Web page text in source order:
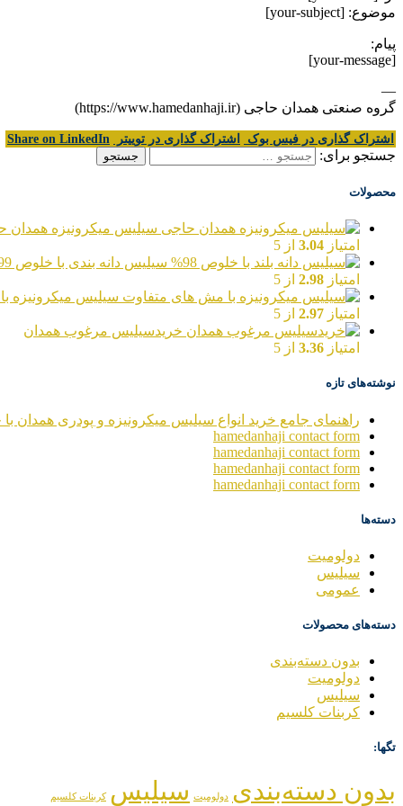
موضوع: [your-subject]
پیام:
[your-message]
—
گروه صنعتی همدان حاجی (https://www.hamedanhaji.ir)
اشتراک گذاری در فیس بوک اشتراک گذاری در توییتر Share on LinkedIn
جستجو برای:
محصولات
سیلیس میکرونیزه همدان
امتیاز 3.04 از 5
سیلیس دانه بندی با خلوص 99%
امتیاز 2.98 از 5
سیلیس میکرونیزه
امتیاز 2.97 از 5
خریدسیلیس مرغوب همدان
امتیاز 3.36 از 5
نوشته‌های تازه
راهنمای جامع خرید انواع سیلیس میکرونیزه و پودری همدان با
hamedanhaji contact form
hamedanhaji contact form
hamedanhaji contact form
hamedanhaji contact form
دسته‌ها
دولومیت
سیلیس
عمومی
دسته‌های محصولات
بدون دسته‌بندی
دولومیت
سیلیس
کربنات کلسیم
تگها:
بدون دسته‌بندی دولومیت سیلیس کربنات کلسیم